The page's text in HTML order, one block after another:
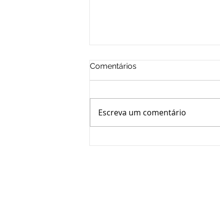
Comentários
Escreva um comentário